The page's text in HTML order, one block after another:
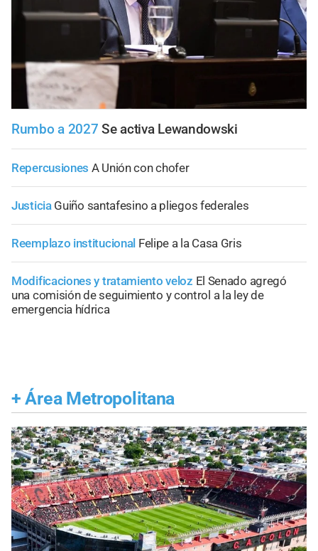
Rumbo a 2027 Se activa Lewandowski
Repercusiones A Unión con chofer
Justicia Guiño santafesino a pliegos federales
Reemplazo institucional Felipe a la Casa Gris
Modificaciones y tratamiento veloz El Senado agregó
una comisión de seguimiento y control a la ley de
emergencia hídrica
+ Área Metropolitana